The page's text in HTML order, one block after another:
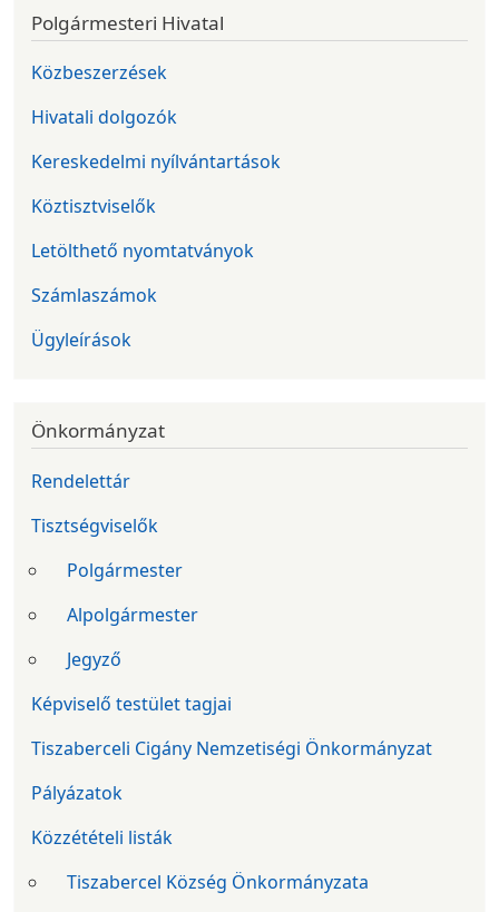
Polgármesteri Hivatal
Közbeszerzések
Hivatali dolgozók
Kereskedelmi nyílvántartások
Köztisztviselők
Letölthető nyomtatványok
Számlaszámok
Ügyleírások
Önkormányzat
Rendelettár
Tisztségviselők
Polgármester
Alpolgármester
Jegyző
Képviselő testület tagjai
Tiszaberceli Cigány Nemzetiségi Önkormányzat
Pályázatok
Közzétételi listák
Tiszabercel Község Önkormányzata